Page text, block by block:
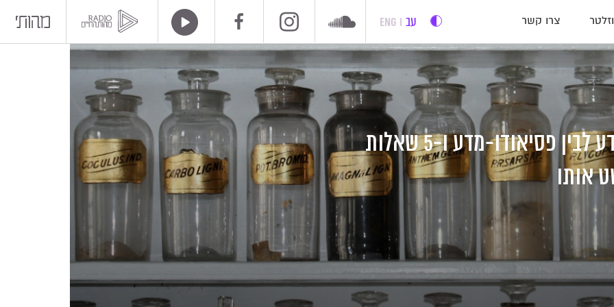
צרו קשר עב ENG
הקו הדק שבין מדע לבין פסיאודו-מדע ו-5 שאלות
אותו